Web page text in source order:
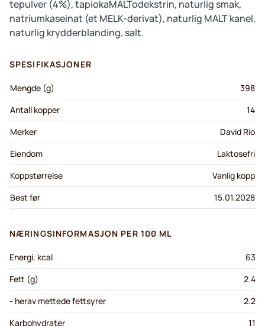
tepulver (4%), tapiokaMALTodekstrin, naturlig smak,
natriumkaseinat (et MELK-derivat), naturlig MALT kanel,
naturlig krydderblanding, salt.
SPESIFIKASJONER
Mengde (g)
398
Antall kopper
14
Merker
David Rio
Eiendom
Laktosefri
Koppstørrelse
Vanlig kopp
Best før
15.01.2028
NÆRINGSINFORMASJON PER 100 ML
Energi, kcal
63
Fett (g)
2.4
- herav mettede fettsyrer
2.2
Karbohydrater
11